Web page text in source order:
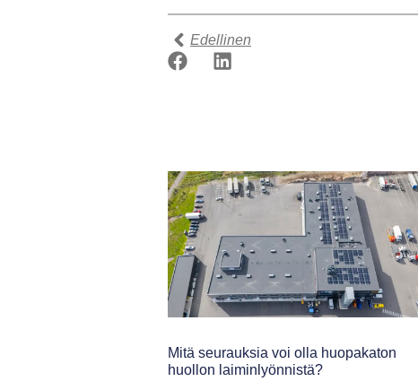
Edellinen
Mitä seurauksia voi olla huopakaton
huollon laiminlyönnistä?